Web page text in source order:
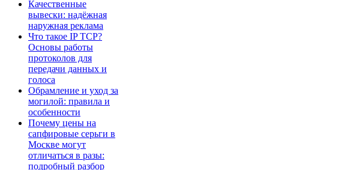
Качественные
вывески: надёжная
наружная реклама
Что такое IP TCP?
Основы работы
протоколов для
передачи данных и
голоса
Обрамление и уход за
могилой: правила и
особенности
Почему цены на
сапфировые серьги в
Москве могут
отличаться в разы:
подробный разбор